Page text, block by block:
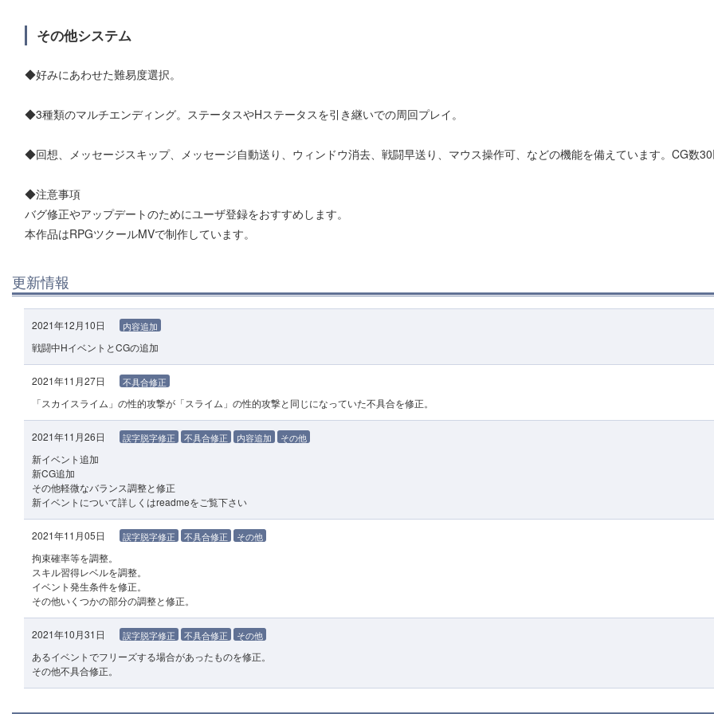
その他システム
◆好みにあわせた難易度選択。
◆3種類のマルチエンディング。ステータスやHステータスを引き継いでの周回プレイ。
◆回想、メッセージスキップ、メッセージ自動送り、ウィンドウ消去、戦闘早送り、マウス操作可、などの機能を備えています。CG数
◆注意事項
バグ修正やアップデートのためにユーザ登録をおすすめします。
本作品はRPGツクールMVで制作しています。
更新情報
2021年12月10日 内容追加
戦闘中HイベントとCGの追加
2021年11月27日 不具合修正
「スカイスライム」の性的攻撃が「スライム」の性的攻撃と同じになっていた不具合を修正。
2021年11月26日 誤字脱字修正 不具合修正 内容追加 その他
新イベント追加
新CG追加
その他軽微なバランス調整と修正
新イベントについて詳しくはreadmeをご覧下さい
2021年11月05日 誤字脱字修正 不具合修正 その他
拘束確率等を調整。
スキル習得レベルを調整。
イベント発生条件を修正。
その他いくつかの部分の調整と修正。
2021年10月31日 誤字脱字修正 不具合修正 その他
あるイベントでフリーズする場合があったものを修正。
その他不具合修正。